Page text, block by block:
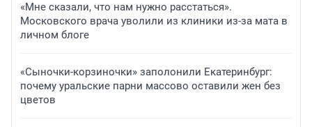
«Мне сказали, что нам нужно расстаться».
Московского врача уволили из клиники из-за мата в
личном блоге
«Сыночки-корзиночки» заполонили Екатеринбург:
почему уральские парни массово оставили жен без
цветов